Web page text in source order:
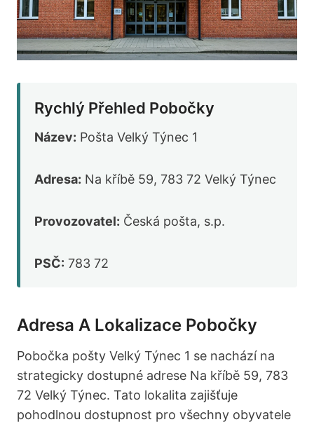
Rychlý Přehled Pobočky
Název: Pošta Velký Týnec 1
Adresa: Na kříbě 59, 783 72 Velký Týnec
Provozovatel: Česká pošta, s.p.
PSČ: 783 72
Adresa A Lokalizace Pobočky
Pobočka pošty Velký Týnec 1 se nachází na
strategicky dostupné adrese Na kříbě 59, 783
72 Velký Týnec. Tato lokalita zajišťuje
pohodlnou dostupnost pro všechny obyvatele